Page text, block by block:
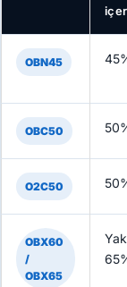
OBN45
OBC50
O2C50
OBX60
/
OBX65